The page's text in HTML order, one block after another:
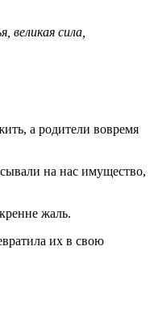
сила,
а родители вовремя
на нас имущество,
жаль.
их в свою